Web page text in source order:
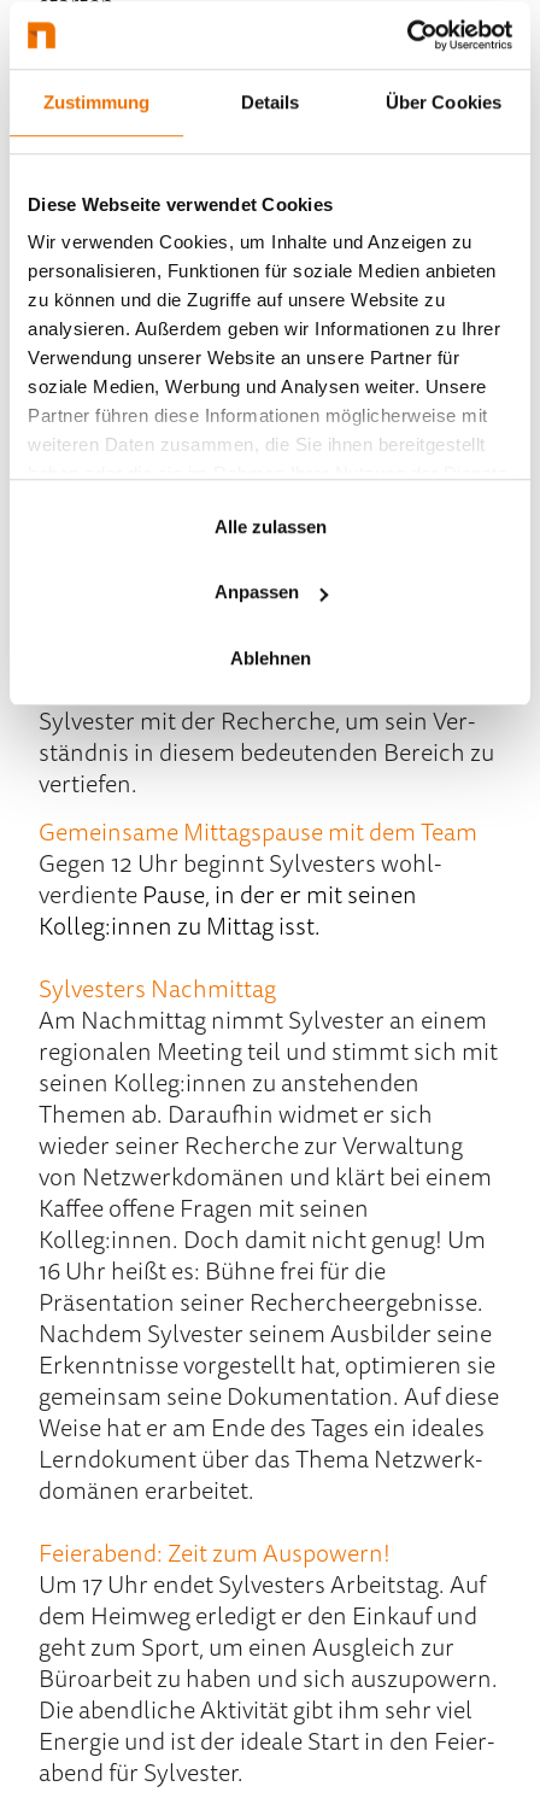
Zustimmung Details Über Cookies
Diese Webseite verwendet Cookies
Wir verwenden Cookies, um Inhalte und Anzeigen zu
personalisieren, Funktionen für soziale Medien anbieten
zu können und die Zugriffe auf unsere Website zu
analysieren. Außerdem geben wir Informationen zu Ihrer
Verwendung unserer Website an unsere Partner für
soziale Medien, Werbung und Analysen weiter. Unsere
Partner führen diese Informationen möglicherweise mit
weiteren Daten zusammen, die Sie ihnen bereitgestellt
Alle zulassen
Anpassen
Ablehnen
Schu­lung im Server­raum
Um 10 Uhr kümmert sich Sylvester ge­mein­
sam mit seinen Kolleg:innen um die Neu­
ge­wissen­haft, ob sämtliche Konfi­gura­tionen
er einen neuen Auftrag von seinem
Aus­bildung umfasst: die Ver­waltung von
Sylvester mit der Re­cherche, um sein Ver­
ständ­nis in diesem be­deuten­den Be­reich zu
ver­tiefen.
Gemeinsame Mittags­pause mit dem Team
Gegen 12 Uhr be­ginnt Sylvesters wohl­
verdien­tePause, in der er mit seinen
Kolleg:innen zu Mittag isst.
Sylvesters Nach­mittag
Am Nach­mittag nimmt Sylvester an einem
regionalen Meeting teil und stimmt sich mit
seinen Kolleg:innen zu anstehenden
Themen ab. Daraufhin widmet er sich
wieder seiner Recherche zur Verwaltung
von Netzwerkdomänen und klärt bei einem
Kaffee offene Fragen mit seinen
Kolleg:innen. Doch da­mit nicht genug! Um
16 Uhr heißt es: Bühne frei für die
Präsentation seiner Recherche­ergeb­nisse.
Nach­dem Sylvester sei­nem Aus­bilder seine
Er­kennt­nisse vorgestellt hat, opti­mie­ren sie
ge­mein­sam sei­ne Do­kumenta­tion. Auf diese
Wei­se hat er am Ende des Tages ein ideales
Lern­do­kument über das Thema Netz­werk­
domänen er­ar­beitet.
Feier­abend: Zeit zum Auspowern!
Um 17 Uhr endet Sylvesters Arbeitstag. Auf
dem Heimweg erledigt er den Einkauf und
geht zum Sport, um einen Aus­gleich zur
Büro­arbeit zu ha­ben und sich aus­zu­powern.
Die abend­liche Akti­vi­tät gibt ihm sehr viel
Energie und ist der ideale Start in den Feier­
abend für Sylvester.